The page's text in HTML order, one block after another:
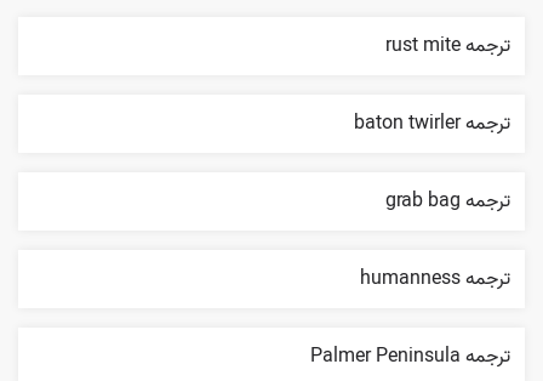
ترجمه rust mite
ترجمه baton twirler
ترجمه grab bag
ترجمه humanness
ترجمه Palmer Peninsula